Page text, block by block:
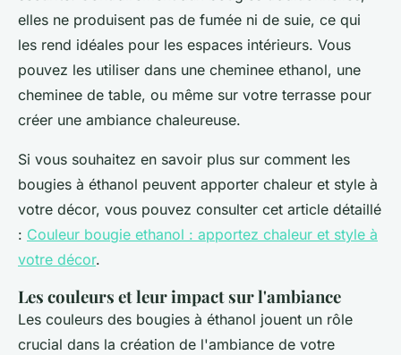
elles ne produisent pas de fumée ni de suie, ce qui
les rend idéales pour les espaces intérieurs. Vous
pouvez les utiliser dans une cheminee ethanol, une
cheminee de table, ou même sur votre terrasse pour
créer une ambiance chaleureuse.
Si vous souhaitez en savoir plus sur comment les
bougies à éthanol peuvent apporter chaleur et style à
votre décor, vous pouvez consulter cet article détaillé
: Couleur bougie ethanol : apportez chaleur et style à
votre décor.
Les couleurs et leur impact sur l'ambiance
Les couleurs des bougies à éthanol jouent un rôle
crucial dans la création de l'ambiance de votre